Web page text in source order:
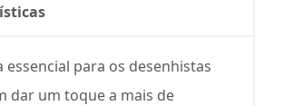
essencial para os desenhistas
dar um toque a mais de